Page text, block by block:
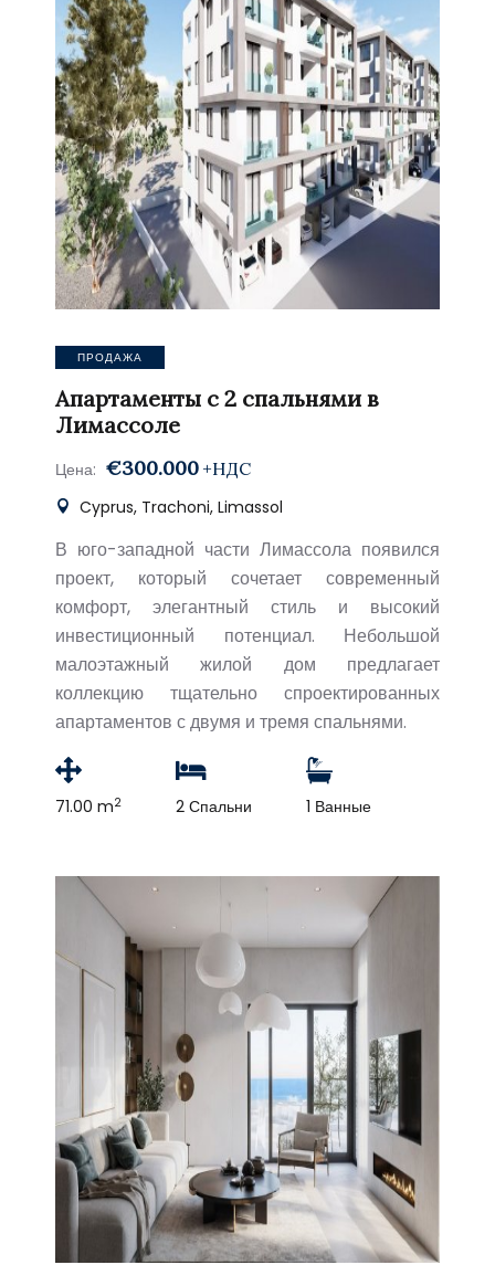
ПРОДАЖА
Апартаменты с 2 спальнями в
Лимассоле
Цена: €300.000 +НДС
Cyprus, Trachoni, Limassol
В юго-западной части Лимассола появился
проект, который сочетает современный
комфорт, элегантный стиль и высокий
инвестиционный потенциал. Небольшой
малоэтажный жилой дом предлагает
коллекцию тщательно спроектированных
апартаментов с двумя и тремя спальнями.
71.00 m2 2 Спальни 1 Ванные